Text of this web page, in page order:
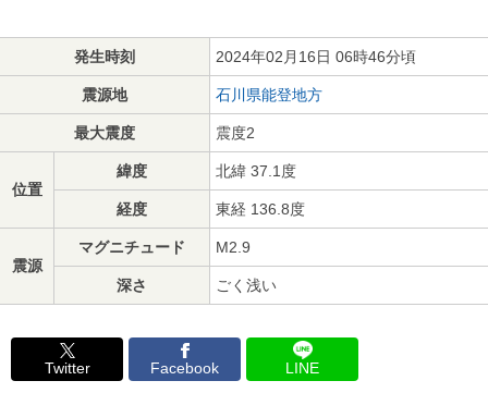
発生時刻 2024年02月16日 06時46分頃
震源地 石川県能登地方
最大震度 震度2
位置
緯度 北緯 37.1度
経度 東経 136.8度
震源
マグニチュード M2.9
深さ ごく浅い
Twitter Facebook LINE